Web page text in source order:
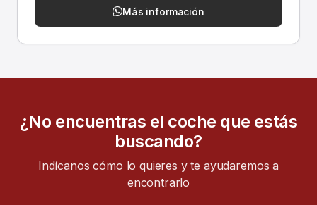
Más información
¿No encuentras el coche que estás
buscando?
Indícanos cómo lo quieres y te ayudaremos a
encontrarlo